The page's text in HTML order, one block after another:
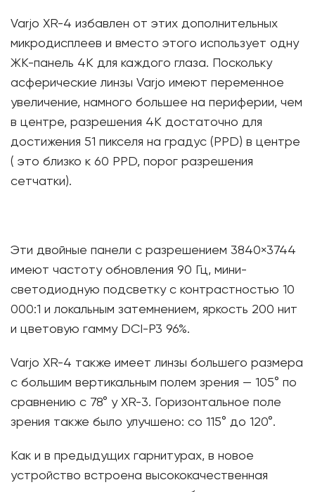
Varjo XR-4 избавлен от этих дополнительных
микродисплеев и вместо этого использует одну
ЖК-панель 4K для каждого глаза. Поскольку
асферические линзы Varjo имеют переменное
увеличение, намного большее на периферии, чем
в центре, разрешения 4K достаточно для
достижения 51 пикселя на градус (PPD) в центре
( это близко к 60 PPD, порог разрешения
сетчатки).
Эти двойные панели с разрешением 3840×3744
имеют частоту обновления 90 Гц, мини-
светодиодную подсветку с контрастностью 10
000:1 и локальным затемнением, яркость 200 нит
и цветовую гамму DCI-P3 96%.
Varjo XR-4 также имеет линзы большего размера
с большим вертикальным полем зрения — 105° по
сравнению с 78° у XR-3. Горизонтальное поле
зрения также было улучшено: со 115° до 120°.
Как и в предыдущих гарнитурах, в новое
устройство встроена высококачественная